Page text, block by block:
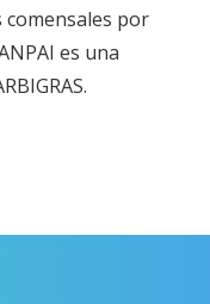
comensales por
es una